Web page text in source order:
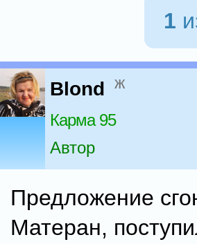
1
Blond ж
Карма 95
Автор
Предложение
Матеран,